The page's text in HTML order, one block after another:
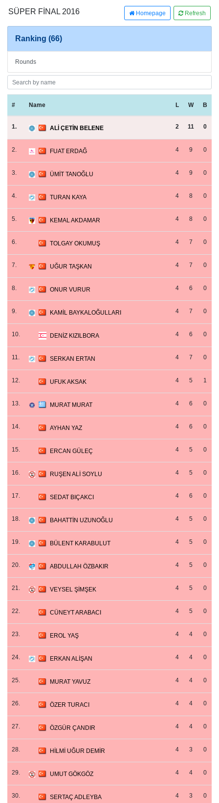
SÜPER FİNAL 2016 Homepage Refresh
Ranking (66)
Rounds
# Name L W B
1. ALİ ÇETİN BELENE 2 11 0
2. FUAT ERDAĞ 4 9 0
3. ÜMİT TANOĞLU 4 9 0
4. TURAN KAYA 4 8 0
5. KEMAL AKDAMAR 4 8 0
6. TOLGAY OKUMUŞ 4 7 0
7. UĞUR TAŞKAN 4 7 0
8. ONUR VURUR 4 6 0
9. KAMİL BAYKALOĞULLARI 4 7 0
10. DENİZ KIZILBORA 4 6 0
11. SERKAN ERTAN 4 7 0
12. UFUK AKSAK 4 5 1
13. MURAT MURAT 4 6 0
14. AYHAN YAZ 4 6 0
15. ERCAN GÜLEÇ 4 5 0
16. RUŞEN ALİ SOYLU 4 5 0
17. SEDAT BIÇAKCI 4 6 0
18. BAHATTİN UZUNOĞLU 4 5 0
19. BÜLENT KARABULUT 4 5 0
20. ABDULLAH ÖZBAKIR 4 5 0
21. VEYSEL ŞİMŞEK 4 5 0
22. CÜNEYT ARABACI 4 5 0
23. EROL YAŞ 4 4 0
24. ERKAN ALİŞAN 4 4 0
25. MURAT YAVUZ 4 4 0
26. ÖZER TURACI 4 4 0
27. ÖZGÜR ÇANDIR 4 4 0
28. HİLMİ UĞUR DEMİR 4 3 0
29. UMUT GÖKGÖZ 4 4 0
30. SERTAÇ ADLEYBA 4 3 0